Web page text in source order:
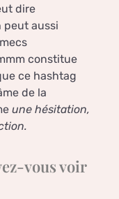
dire
peut aussi
constitue
ce hashtag
de la
une hésitation,
vous voir